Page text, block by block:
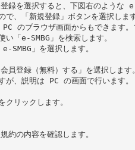
録を選択すると、下図右のような
で、「新規登録」ボタンを選択します
PC のブラウザ画面からもできます
い「e-SMBG」を検索します。
SMBG」を選択します。
会員登録（無料）する」を選択しま
が、説明は PC の画面で行います。
クリックします。
約の内容を確認します。